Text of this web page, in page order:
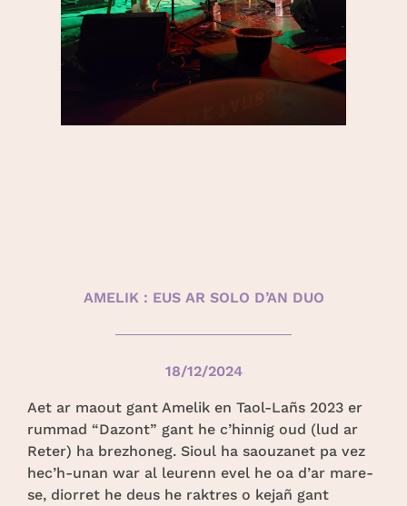
AMELIK : EUS AR SOLO D’AN DUO
18/12/2024
Aet ar maout gant Amelik en Taol-Lañs 2023 er
rummad “Dazont” gant he c’hinnig oud (lud ar
Reter) ha brezhoneg. Sioul ha saouzanet pa vez
hec’h-unan war al leurenn evel he oa d’ar mare-
se, diorret he deus he raktres o kejañ gant